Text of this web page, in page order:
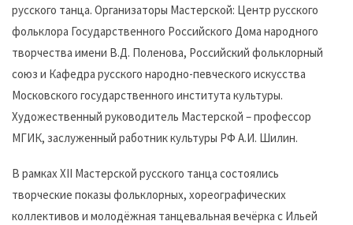
русского танца. Организаторы Мастерской: Центр русского
фольклора Государственного Российского Дома народного
творчества имени В.Д. Поленова, Российский фольклорный
союз и Кафедра русского народно-певческого искусства
Московского государственного института культуры.
Художественный руководитель Мастерской – профессор
МГИК, заслуженный работник культуры РФ А.И. Шилин.
В рамках XII Мастерской русского танца состоялись
творческие показы фольклорных, хореографических
коллективов и молодёжная танцевальная вечёрка с Ильей